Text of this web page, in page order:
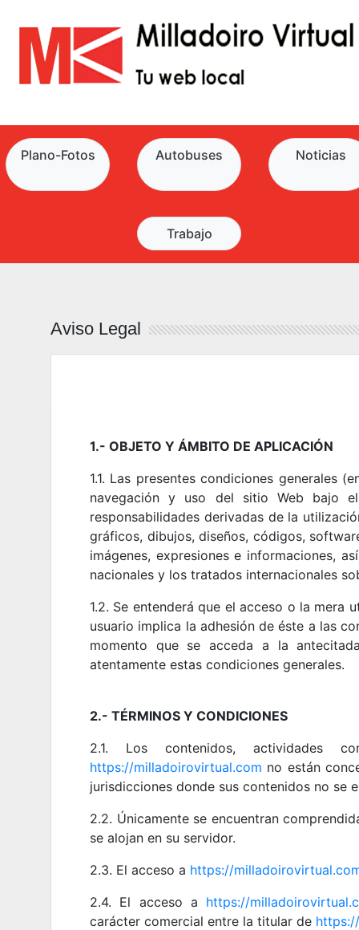
Plano-Fotos Autobuses Noticias
Trabajo
Aviso Legal
1.- OBJETO Y ÁMBITO DE APLICACIÓN
1.1. Las presentes condiciones generales
navegación y uso del sitio Web bajo
responsabilidades derivadas de la
gráficos, dibujos, diseños, códigos,
imágenes, expresiones e informaciones,
nacionales y los tratados internacionales
1.2. Se entenderá que el acceso o la mera
usuario implica la adhesión de éste a las
momento que se acceda a la
atentamente estas condiciones generales.
2.- TÉRMINOS Y CONDICIONES
2.1. Los contenidos, actividades
https://milladoirovirtual.com no están
jurisdicciones donde sus contenidos no se
2.2. Únicamente se encuentran
se alojan en su servidor.
2.3. El acceso a https://
2.4. El acceso a https://
carácter comercial entre la titular de